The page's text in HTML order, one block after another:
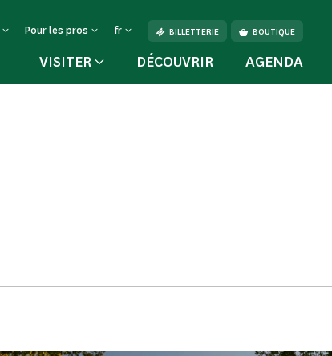
Pour les pros fr BILLETTERIE BOUTIQUE
VISITER DÉCOUVRIR AGENDA